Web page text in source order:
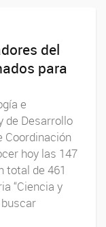
del
para
e
de Desarrollo
Coordinación
hoy las 147
total de 461
“Ciencia y